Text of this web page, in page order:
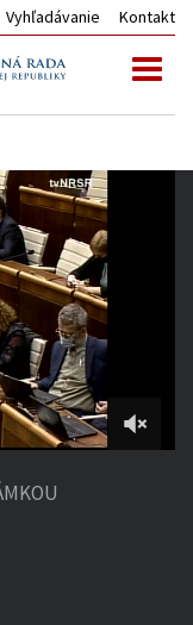
Vyhľadávanie Kontakt